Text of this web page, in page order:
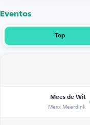
Eventos
Top
Mees de Wit
Mexx Meerdink